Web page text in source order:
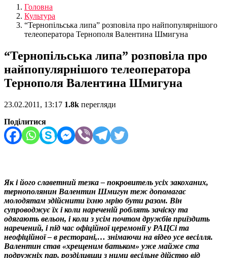
Головна
Культура
“Тернопільська липа” розповіла про найпопулярнішого
телеоператора Тернополя Валентина Шмигуна
“Тернопільська липа” розповіла про
найпопулярнішого телеоператора
Тернополя Валентина Шмигуна
23.02.2011, 13:17 1.8k перегляди
Поділитися
Як і його славетний тезка – покровитель усіх закоханих,
тернополянин Валентин Шмигун теж допомагає
молодятам здійснити їхню мрію бути разом. Він
супроводжує їх і коли нареченій роблять зачіску та
одягають вельон, і коли з усім почтом дружбів приїздить
наречений, і під час офіційної церемонії у РАЦСі та
неофіційної – в ресторані,… знімаючи на відео усе весілля.
Валентин став «хрещеним батьком» уже майже ста
подружніх пар, розділивши з ними весільне дійство від